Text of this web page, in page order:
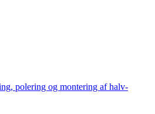
polering og montering af halv-